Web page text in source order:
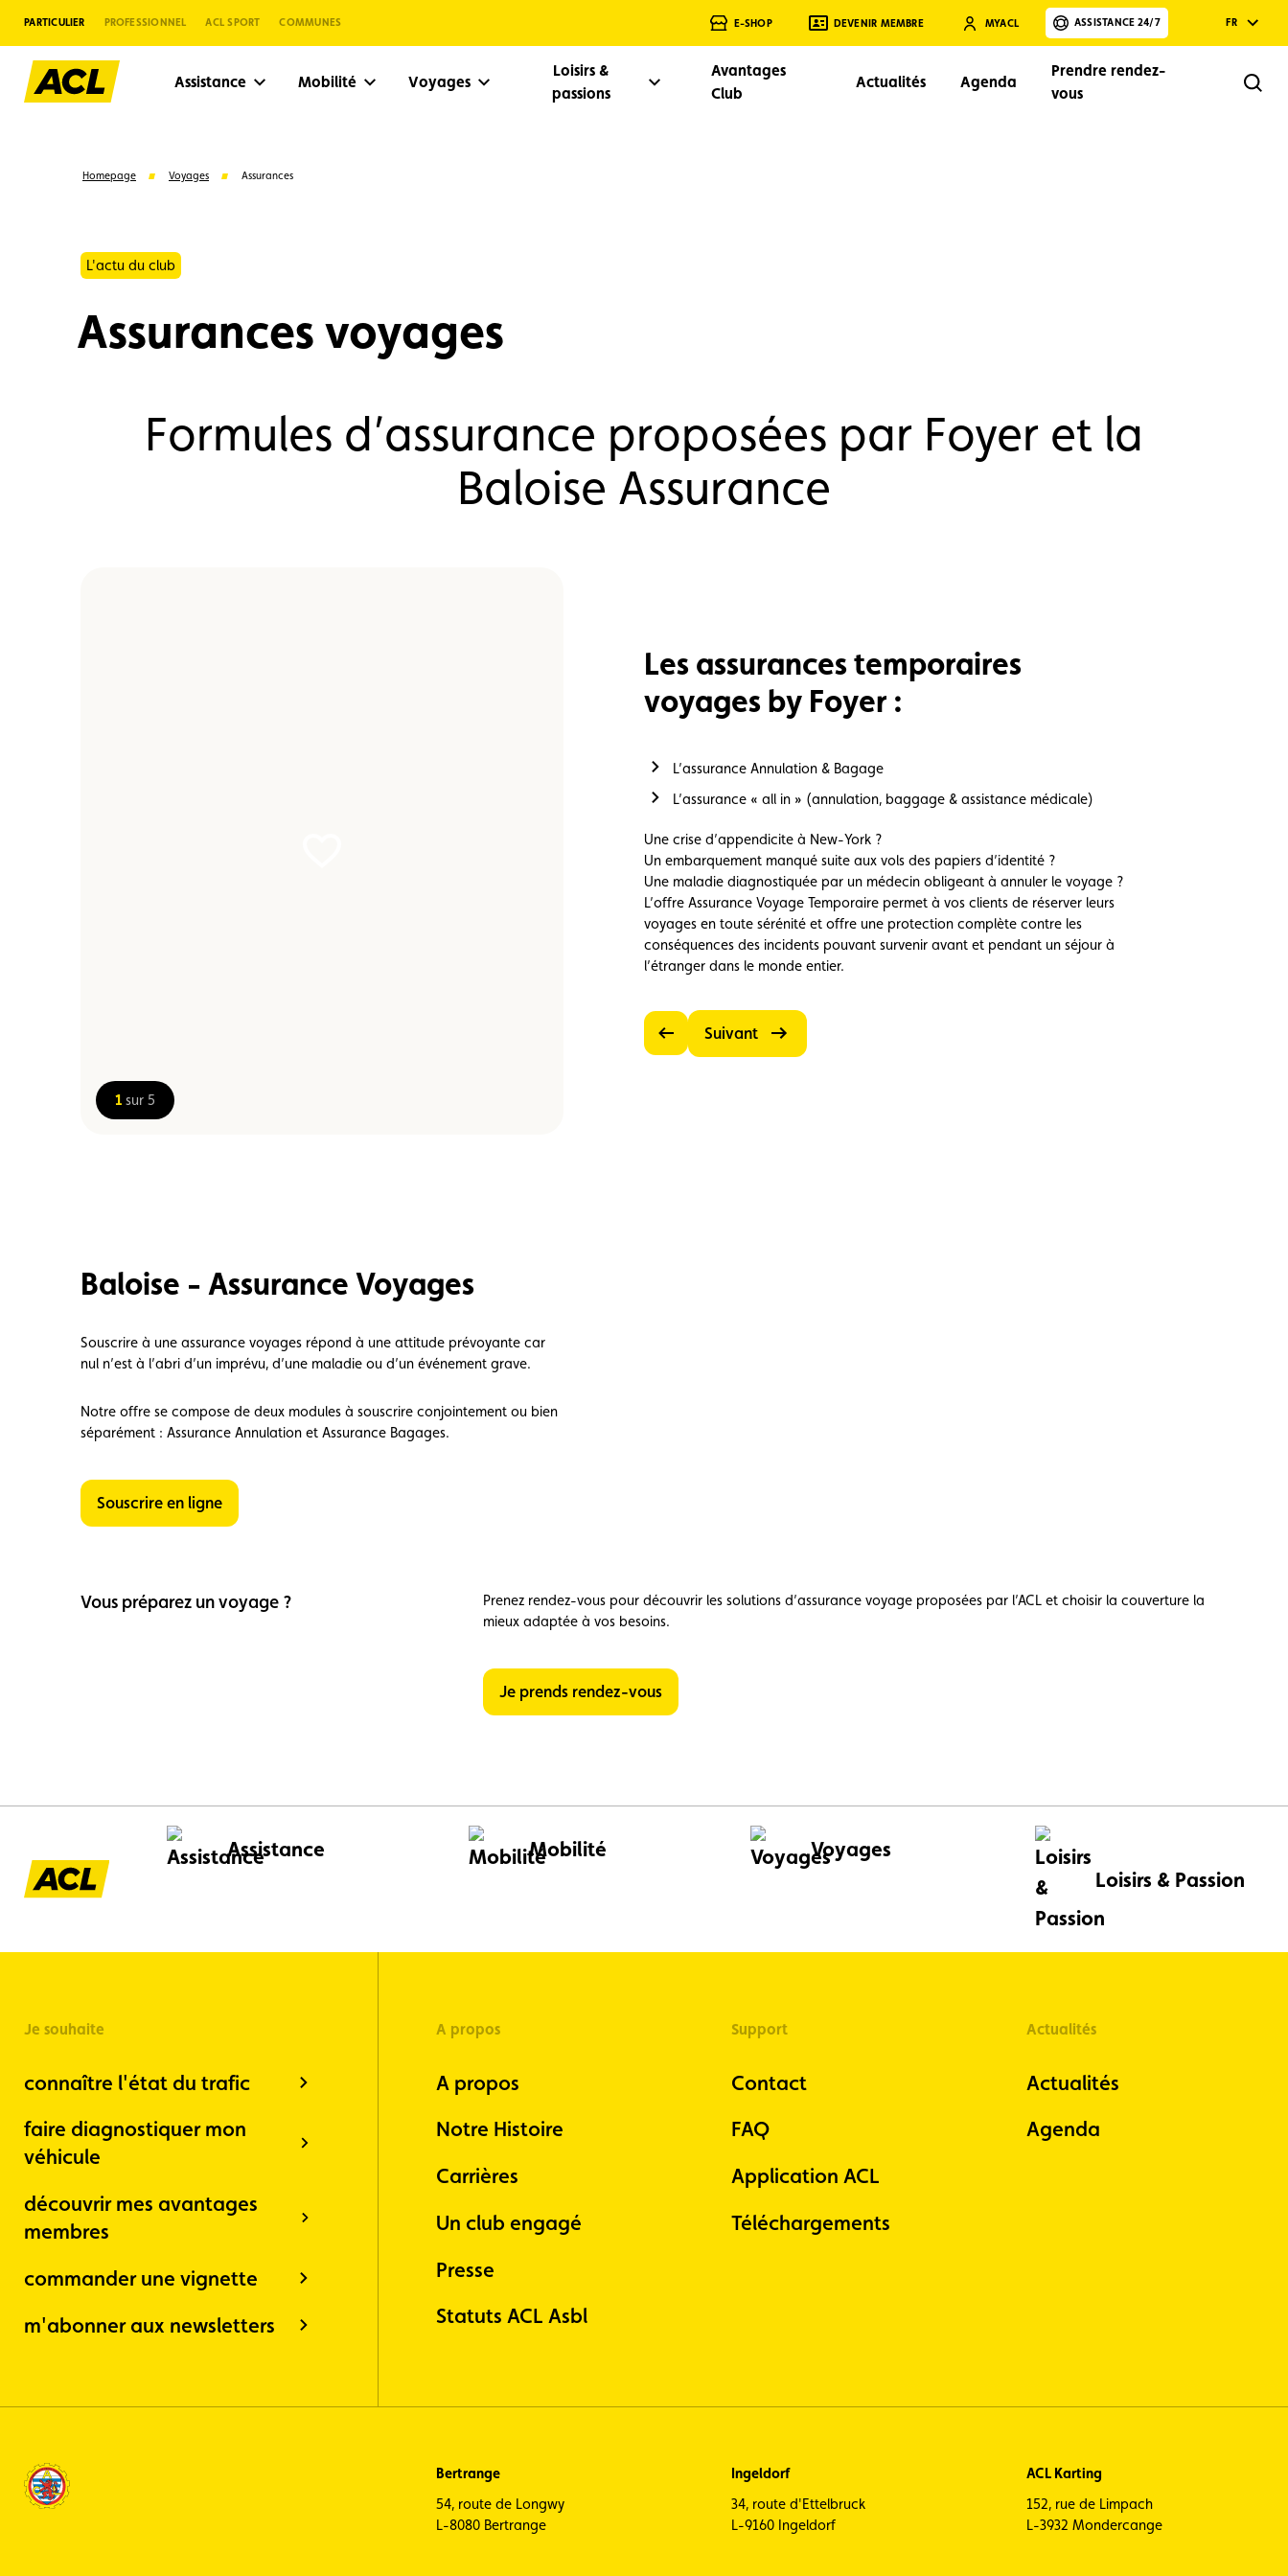
PARTICULIER PROFESSIONNEL ACL SPORT COMMUNES E-SHOP DEVENIR MEMBRE MYACL ASSISTANCE 24/7 FR
Assistance Mobilité Voyages
Loisirs &
passions
Avantages
Club
Actualités Agenda
Prendre rendez-
vous
Carte membre Avantages Contrat de vente Vignette Location
Homepage Voyages Assurances
L'actu du club
Assurances voyages
Formules d’assurance proposées par Foyer et la
Baloise Assurance
Les assurances temporaires
voyages by Foyer :
L’assurance Annulation & Bagage
L’assurance « all in » (annulation, baggage & assistance médicale)
Une crise d’appendicite à New-York ?
Un embarquement manqué suite aux vols des papiers d’identité ?
Une maladie diagnostiquée par un médecin obligeant à annuler le voyage ?
L’offre Assurance Voyage Temporaire permet à vos clients de réserver leurs
voyages en toute sérénité et offre une protection complète contre les
conséquences des incidents pouvant survenir avant et pendant un séjour à
l’étranger dans le monde entier.
1 sur 5
Précédent
Suivant
Baloise - Assurance Voyages
Souscrire à une assurance voyages répond à une attitude prévoyante car
nul n’est à l’abri d’un imprévu, d’une maladie ou d’un événement grave.
Notre offre se compose de deux modules à souscrire conjointement ou bien
séparément : Assurance Annulation et Assurance Bagages.
Souscrire en ligne
Vous préparez un voyage ?
Prenez rendez-vous pour découvrir les solutions d’assurance voyage proposées par l’ACL et choisir la couverture la
mieux adaptée à vos besoins.
Je prends rendez-vous
Assistance Mobilité
Voyages
Loisirs & Passion
Je souhaite
connaître l'état du trafic
faire diagnostiquer mon
véhicule
découvrir mes avantages
membres
commander une vignette
m'abonner aux newsletters
A propos
A propos
Notre Histoire
Carrières
Un club engagé
Presse
Statuts ACL Asbl
Support
Contact
FAQ
Application ACL
Téléchargements
Actualités
Actualités
Agenda
Bertrange
54, route de Longwy
L-8080 Bertrange
Ingeldorf
34, route d'Ettelbruck
L-9160 Ingeldorf
ACL Karting
152, rue de Limpach
L-3932 Mondercange